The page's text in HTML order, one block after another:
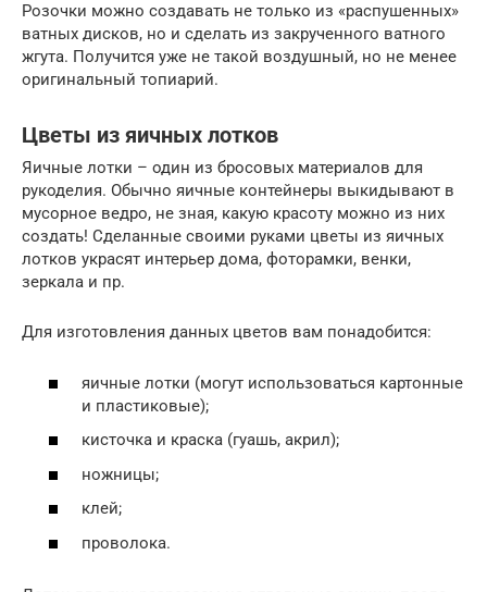
Розочки можно создавать не только из «распушенных»
ватных дисков, но и сделать из закрученного ватного
жгута. Получится уже не такой воздушный, но не менее
оригинальный топиарий.
Цветы из яичных лотков
Яичные лотки – один из бросовых материалов для
рукоделия. Обычно яичные контейнеры выкидывают в
мусорное ведро, не зная, какую красоту можно из них
создать! Сделанные своими руками цветы из яичных
лотков украсят интерьер дома, фоторамки, венки,
зеркала и пр.
Для изготовления данных цветов вам понадобится:
яичные лотки (могут использоваться картонные
и пластиковые);
кисточка и краска (гуашь, акрил);
ножницы;
клей;
проволока.